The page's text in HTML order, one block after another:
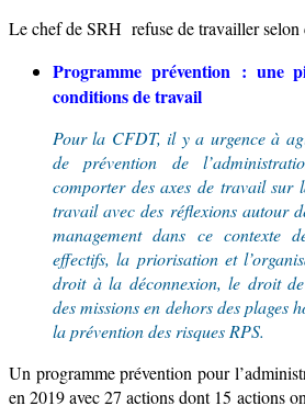
Lechef deSRH refuse de travaillerselon
Programme prévention : une
conditions de travail
Pour la CFDT, il y a urgence à
de prévention de
comporter des axes de travail sur
travail avec des réflexions autour
management dans ce contexte
effectifs, la priorisation et
droit à la déconnexion, le droit de
des missions en dehors des plages
la prévention des risques RPS.
Un programme prévention pour
en 2019 avec 27 actionsdont15 actions